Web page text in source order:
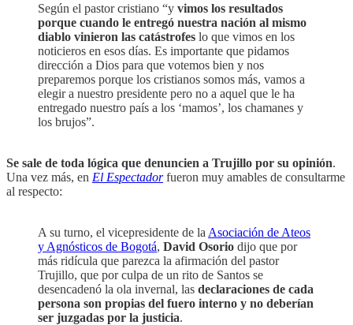
Según el pastor cristiano “y vimos los resultados
porque cuando le entregó nuestra nación al mismo
diablo vinieron las catástrofes lo que vimos en los
noticieros en esos días. Es importante que pidamos
dirección a Dios para que votemos bien y nos
preparemos porque los cristianos somos más, vamos a
elegir a nuestro presidente pero no a aquel que le ha
entregado nuestro país a los ‘mamos’, los chamanes y
los brujos”.
Se sale de toda lógica que denuncien a Trujillo por su opinión.
Una vez más, en El Espectadorfueron muy amables de consultarme
al respecto:
A su turno, el vicepresidente de la Asociación de Ateos
y Agnósticos de Bogotá, David Osorio dijo que por
más ridícula que parezca la afirmación del pastor
Trujillo, que por culpa de un rito de Santos se
desencadenó la ola invernal, las declaraciones de cada
persona son propias del fuero interno y no deberían
ser juzgadas por la justicia.